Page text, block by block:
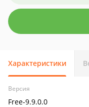
Характеристики
Версия
Free-9.9.0.0